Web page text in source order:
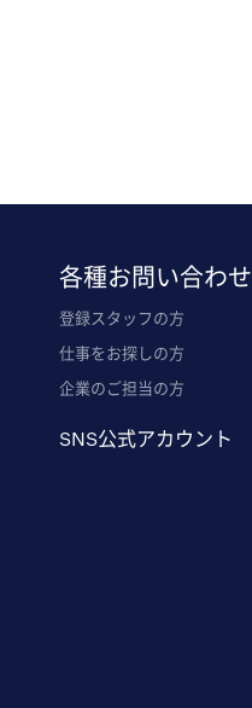
各種お問い合わせ
登録スタッフの方
仕事をお探しの方
企業のご担当の方
SNS公式アカウント